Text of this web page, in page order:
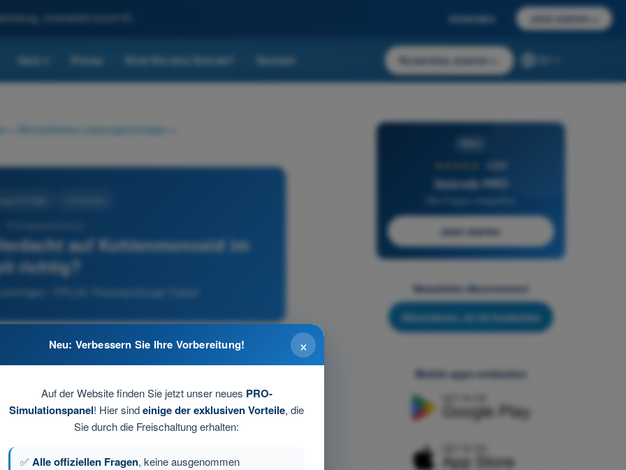
unterstützt durch KI. Anmelden Jetzt starten
Quiz Preise Sind Sie eine Schule? Kontakt Kostenlos starten
Menschliches Leistungsvermögen
auf Kohlenmonoxid im
richtig?
- PPL(A) Theorieprüfungs-Trainer
zutreffend und baldmöglichst landen.
4,6/5
Quizvds PRO
Alle Fragen inbegriffen
Jetzt starten
Newsletter-Abonnement
Abonnieren, es ist kostenlos
Mobile apps entdecken
×
Neu: Verbessern Sie Ihre Vorbereitung!
Auf der Website finden Sie jetzt unser neues PRO-
Simulationspanel! Hier sindeinige der exklusiven Vorteile, die
Sie durch die Freischaltung erhalten:
✅Alle offiziellen Fragen, keine ausgenommen